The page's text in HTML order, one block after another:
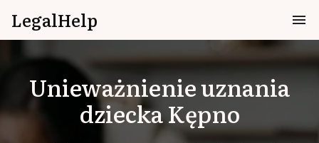
LegalHelp
Unieważnienie uznania
dzieckaKępno